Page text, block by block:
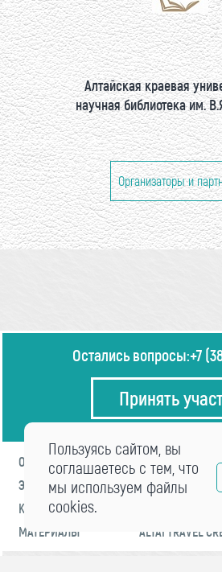
Алтайская краевая
научная библиотека им.
Организаторы и
Остались вопросы:+7
Принять
О ФОРУМЕ
ПРОГРАММА
ЭКСПЕРТЫ
НОВОСТИ
КОНТАКТЫ
МАТЕРИАЛЫ
ALTAI TRAVEL
Пользуясь сайтом, вы
соглашаетесь с тем, что
мы используем файлы
cookies.